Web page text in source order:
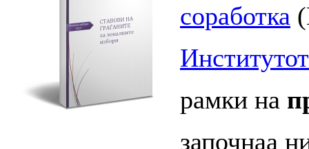
соработка
рамки на
започнаа